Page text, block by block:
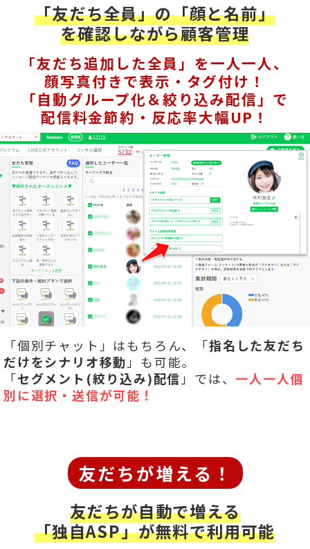
「友だち全員」の「顔と名前」
を確認しながら顧客管理
「友だち追加した全員」を一人一人、
顔写真付きで表示・タグ付け！
「自動グループ化＆絞り込み配信」で
配信料金節約・反応率大幅UP！
「個別チャット」はもちろん、「指名した友だち
だけをシナリオ移動 」も可能。
「セグメント(絞り込み)配信 」では、 一人一人個
別に選択・送信が可能！
友だちが増える！
友だちが自動で増える
「独自ASP」が無料で利用可能